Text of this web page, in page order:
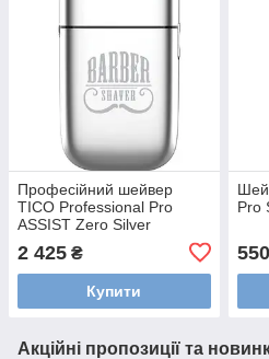
Професійний шейвер
TICO Professional Pro
ASSIST Zero Silver
2 425 ₴
Купити
Pro
550
Акційні пропозиції та